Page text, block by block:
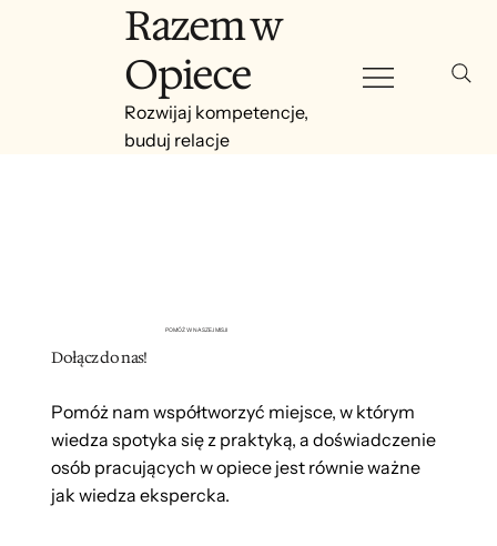
Razem w
Opiece
Rozwijaj kompetencje,
buduj relacje
POMÓŻ W NASZEJ MISJI
Dołącz do nas!
Pomóż nam współtworzyć miejsce, w którym
wiedza spotyka się z praktyką, a doświadczenie
osób pracujących w opiece jest równie ważne
jak wiedza ekspercka.